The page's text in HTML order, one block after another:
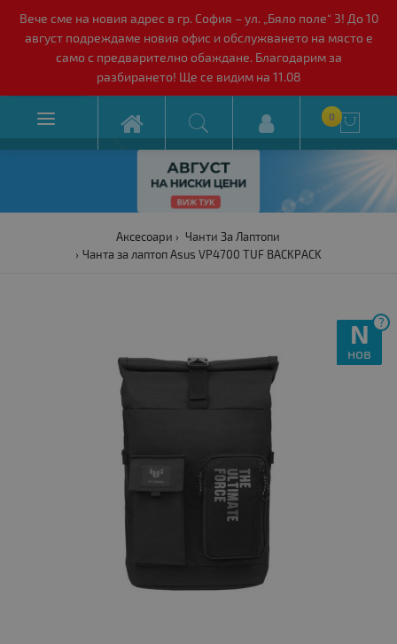
Вече сме на новия адрес в гр. София – ул. „Бяло поле“ 3! До 10
август подреждаме новия офис и обслужването на място е
само с предварително обаждане. Благодарим за
разбирането! Ще се видим на 11.08
 0 
Аксесоари
Чанти За Лаптопи
Чанта за лаптоп Asus VP4700 TUF BACKPACK
?
N
нов